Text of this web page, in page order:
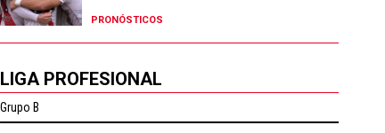
PRONÓSTICOS
LIGA PROFESIONAL